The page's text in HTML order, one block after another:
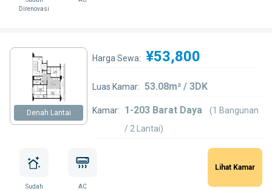
Direnovasi
Denah Lantai
Harga Sewa: ¥53,800
Luas Kamar: 53.08m² / 3DK
Kamar: 1-203 Barat Daya
(1 Bangunan
/ 2 Lantai)
Sudah
AC
Lihat Kamar